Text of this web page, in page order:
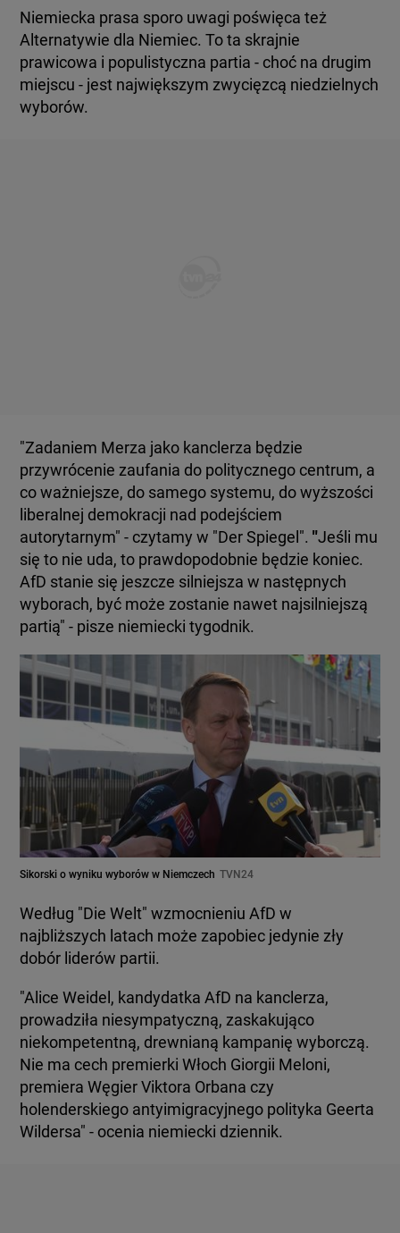
Niemiecka prasa sporo uwagi poświęca też
Alternatywie dla Niemiec. To ta skrajnie
prawicowa i populistyczna partia - choć na drugim
miejscu - jest największym zwycięzcą niedzielnych
wyborów.
"Zadaniem Merza jako kanclerza będzie
przywrócenie zaufania do politycznego centrum, a
co ważniejsze, do samego systemu, do wyższości
liberalnej demokracji nad podejściem
autorytarnym" - czytamy w "Der Spiegel". "Jeśli mu
się to nie uda, to prawdopodobnie będzie koniec.
AfD stanie się jeszcze silniejsza w następnych
wyborach, być może zostanie nawet najsilniejszą
partią" - pisze niemiecki tygodnik.
Sikorski o wyniku wyborów w Niemczech TVN24
Według "Die Welt" wzmocnieniu AfD w
najbliższych latach może zapobiec jedynie zły
dobór liderów partii.
"Alice Weidel, kandydatka AfD na kanclerza,
prowadziła niesympatyczną, zaskakująco
niekompetentną, drewnianą kampanię wyborczą.
Nie ma cech premierki Włoch Giorgii Meloni,
premiera Węgier Viktora Orbana czy
holenderskiego antyimigracyjnego polityka Geerta
Wildersa" - ocenia niemiecki dziennik.